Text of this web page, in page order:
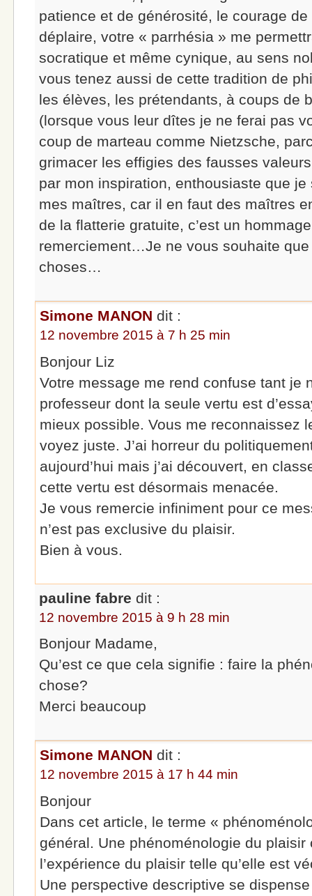
patience et de générosité, le courage
déplaire, votre « parrhésia » me
socratique et même cynique, au sens
vous tenez aussi de cette tradition de
les élèves, les prétendants, à coups de
(lorsque vous leur dîtes je ne ferai pas
coup de marteau comme Nietzsche,
grimacer les effigies des fausses
par mon inspiration, enthousiaste que
mes maîtres, car il en faut des maîtres
de la flatterie gratuite, c’est un
remerciement…Je ne vous souhaite
choses…
Simone MANON dit :
12 novembre 2015 à 7 h 25 min
Bonjour Liz
Votre message me rend confuse tant je
professeur dont la seule vertu est
mieux possible. Vous me reconnaissez
voyez juste. J’ai horreur du
aujourd’hui mais j’ai découvert, en
cette vertu est désormais menacée.
Je vous remercie infiniment pour ce
n’est pas exclusive du plaisir.
Bien à vous.
pauline fabre dit :
12 novembre 2015 à 9 h 28 min
Bonjour Madame,
Qu’est ce que cela signifie : faire la
chose?
Merci beaucoup
Simone MANON dit :
12 novembre 2015 à 17 h 44 min
Bonjour
Dans cet article, le terme «
général. Une phénoménologie du plaisir
l’expérience du plaisir telle qu’elle est
Une perspective descriptive se